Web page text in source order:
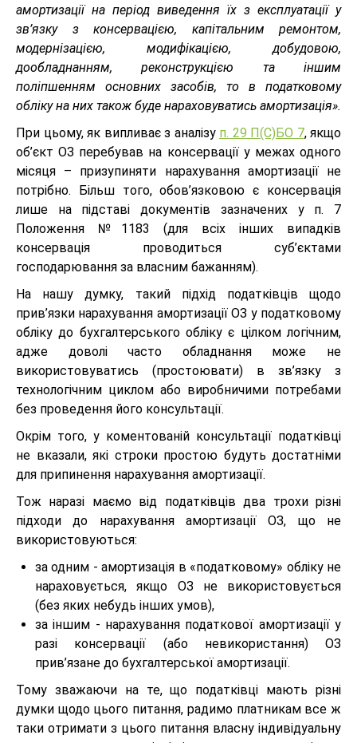
амортизації на період виведення їх з експлуатації у
зв’язку з консервацією, капітальним ремонтом,
модернізацією, модифікацією, добудовою,
дообладнанням, реконструкцією та іншим
поліпшенням основних засобів, то в податковому
обліку на них також буде нараховуватись амортизація».
При цьому, як випливає з аналізу п. 29 П(С)БО 7, якщо
об’єкт ОЗ перебував на консервації у межах одного
місяця – призупиняти нарахування амортизації не
потрібно. Більш того, обов’язковою є консервація
лише на підставі документів зазначених у п. 7
Положення №1183 (для всіх інших випадків
консервація проводиться суб’єктами
господарювання за власним бажанням).
На нашу думку, такий підхід податківців щодо
прив’язки нарахування амортизації ОЗ у податковому
обліку до бухгалтерського обліку є цілком логічним,
адже доволі часто обладнання може не
використовуватись (простоювати) в зв’язку з
технологічним циклом або виробничими потребами
без проведення його консультації.
Окрім того, у коментованій консультації податківці
не вказали, які строки простою будуть достатніми
для припинення нарахування амортизації.
Тож наразі маємо від податківців два трохи різні
підходи до нарахування амортизації ОЗ, що не
використовуються:
за одним - амортизація в «податковому» обліку не
нараховується, якщо ОЗ не використовується
(без яких небудь інших умов),
за іншим - нарахування податкової амортизації у
разі консервації (або невикористання) ОЗ
прив’язане до бухгалтерської амортизації.
Тому зважаючи на те, що податківці мають різні
думки щодо цього питання, радимо платникам все ж
таки отримати з цього питання власну індивідуальну